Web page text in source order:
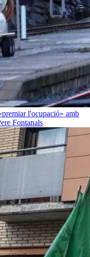
l'ocupació» amb
Fontanals